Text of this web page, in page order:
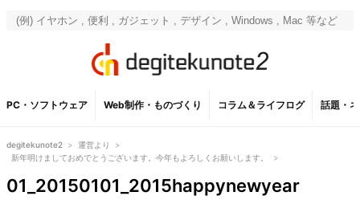
PC・ソフトウェア Web制作・ものづくり コラム＆ライフログ 話題・
degitekunote2 > 運営より
>
新年明けましておめでとうございます。今年もよろしくお願いします。
>
01_20150101_2015happynewyear